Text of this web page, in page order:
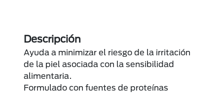
Descripción
Ayuda a minimizar el riesgo de la irritación
de la piel asociada con la sensibilidad
alimentaria.
Formulado con fuentes de proteínas